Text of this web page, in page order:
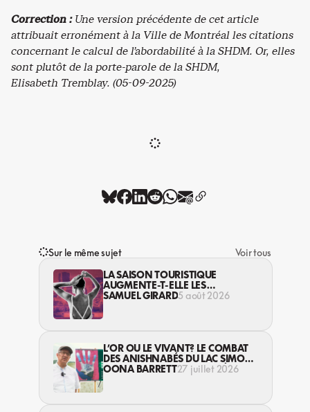
Correction :Une version précédente de cet article
attribuait erronément à la Ville de Montréal les citations
concernant le calcul de l’abordabilité à la SHDM. Or, elles
sont plutôt de la porte-parole de la SHDM,
Elisabeth Tremblay. (05-09-2025)
Sur le même sujet
Voir tous
LA SAISON TOURISTIQUE
AUGMENTE-T-ELLE LES
VIOLENCES CONTRE LES
SAMUEL GIRARD5 août 2026
L’OR OU LE VIVANT? LE COMBAT
DES ANISHNABÉS DU LAC SIMON
CONTRE L’INDUSTRIE MINIÈRE EN
OONA BARRETT27 juillet 2026